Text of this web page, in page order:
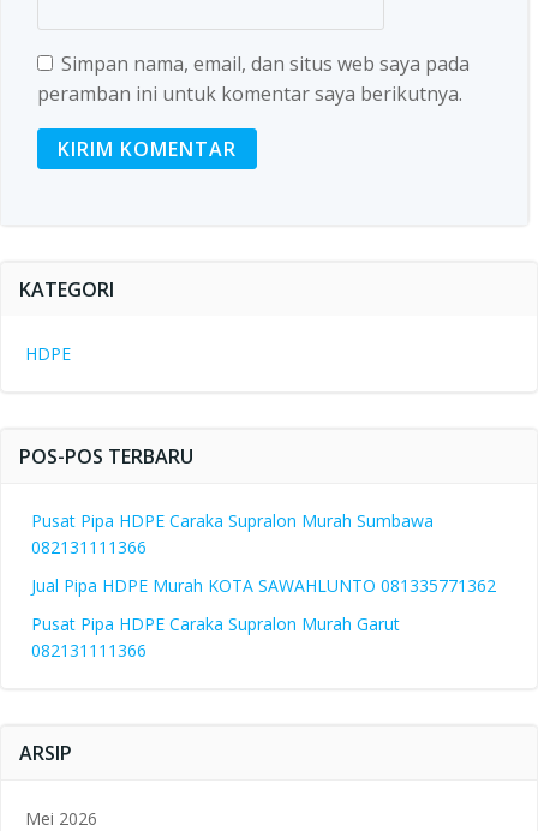
Simpan nama, email, dan situs web saya pada
peramban ini untuk komentar saya berikutnya.
KATEGORI
HDPE
POS-POS TERBARU
Pusat Pipa HDPE Caraka Supralon Murah Sumbawa
082131111366
Jual Pipa HDPE Murah KOTA SAWAHLUNTO 081335771362
Pusat Pipa HDPE Caraka Supralon Murah Garut
082131111366
ARSIP
Mei 2026